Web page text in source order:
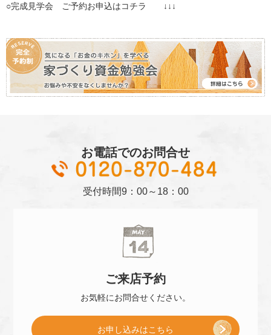
○完成見学会 ご予約お申込はコチラ ↓↓↓
お電話でのお問合せ
受付時間9：00～18：00
ご来店予約
お気軽にお問合せください。
お申し込みはこちら